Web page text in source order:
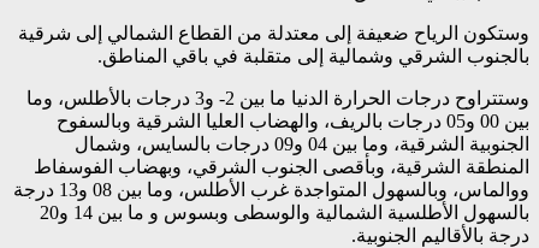
وستكون الرياح ضعيفة إلى معتدلة من القطاع الشمالي إلى شرقية
بالجنوب الشرقي وشمالية إلى متقلبة في باقي المناطق.
وستتراوح درجات الحرارة الدنيا ما بين 2- و3 درجات بالأطلس، وما
بين 00 و05 درجات بالريف، والهضاب العليا الشرقية وبالسفوح
الجنوبية الشرقية، وما بين 04 و09 درجات بالسايس، وشمال
المنطقة الشرقية، وبأقصى الجنوب الشرقي، وبهضاب الفوسفاط
ووالماس، وبالسهول المتواجدة غرب الأطلس، وما بين 08 و13 درجة
بالسهول الأطلسية الشمالية والوسطى وبسوس و ما بين 14 و20
درجة بالأقاليم الجنوبية.